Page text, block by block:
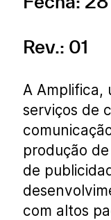
Rev.: 01
A Amplifica,
serviços de
produção
de
com altos